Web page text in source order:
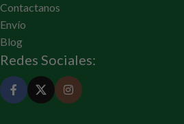
Contactanos
Envío
Blog
Redes Sociales: